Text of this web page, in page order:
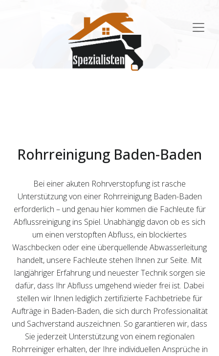
Rohrreinigung Baden-Baden
Bei einer akuten Rohrverstopfung ist rasche
Unterstützung von einer Rohrreinigung Baden-Baden
erforderlich – und genau hier kommen die Fachleute für
Abflussreinigung ins Spiel. Unabhängig davon ob es sich
um einen verstopften Abfluss, ein blockiertes
Waschbecken oder eine überquellende Abwasserleitung
handelt, unsere Fachleute stehen Ihnen zur Seite. Mit
langjähriger Erfahrung und neuester Technik sorgen sie
dafür, dass Ihr Abfluss umgehend wieder frei ist. Dabei
stellen wir Ihnen lediglich zertifizierte Fachbetriebe für
Aufträge in Baden-Baden, die sich durch Professionalität
und Sachverstand auszeichnen. So garantieren wir, dass
Sie jederzeit Unterstützung von einem regionalen
Rohrreiniger erhalten, der Ihre individuellen Ansprüche in